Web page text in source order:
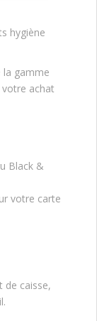
hygiène
la gamme
votre achat
Black &
votre carte
de caisse,